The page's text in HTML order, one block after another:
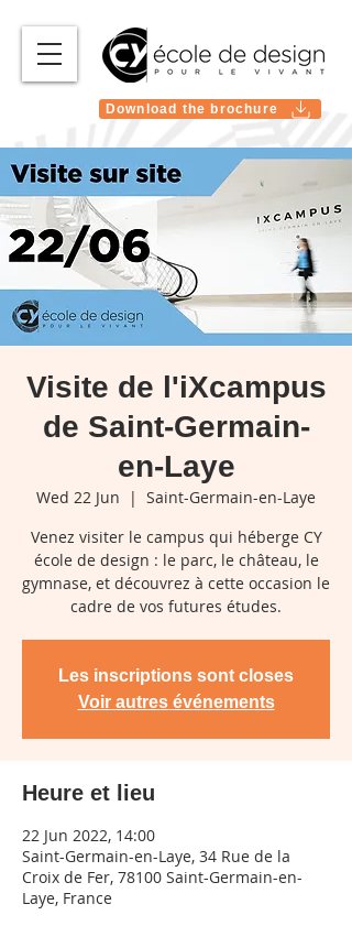
Download the brochure
Visite de l'iXcampus
de Saint-Germain-
en-Laye
Wed 22 Jun
  |
Saint-Germain-en-Laye
Venez visiter le campus qui héberge CY
école de design : le parc, le château, le
gymnase, et découvrez à cette occasion le
cadre de vos futures études.
Les inscriptions sont closes
Voir autres événements
Heure et lieu
22 Jun 2022, 14:00
Saint-Germain-en-Laye, 34 Rue de la
Croix de Fer, 78100 Saint-Germain-en-
Laye, France